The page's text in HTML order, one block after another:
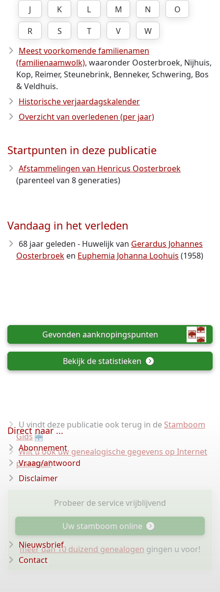
J
K L M N
O
R
S T V
W
Meest voorkomende familienamen
(familienaamwolk), waaronder Oosterbroek, Nijhuis,
Kop, Reimer, Steunebrink, Benneker, Schwering, Bos
& Veldhuis.
Historische verjaardagskalender
Overzicht van overledenen (per jaar)
Startpunten in deze publicatie
Afstammelingen van Henricus Oosterbroek
(parenteel van 8 generaties)
Vandaag in het verleden
68 jaar geleden - Huwelijk van Gerardus Johannes
Oosterbroek en Euphemia Johanna Loohuis (1958)
Gevonden aanknopingspunten
Bekijk de statistieken
U vindt deze publicatie ook terug in de Stamboom
Gids
Wilt u ook uw genealogische gegevens op Internet
plaatsen?
Probeer de service vrijblijvend
Uw stamboom online
meer dan 10 duizend genealogen gingen u voor!
Direct naar ...
Abonnement
Vraag/antwoord
Disclaimer
Nieuwsbrief
Contact